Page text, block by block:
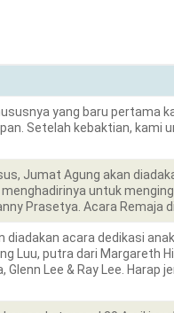
yang baru pertama
Setelah kebaktian,
Jumat Agung akan
untuk
Prasetya. Acara Remaja
diadakan acara dedikasi
Luu, putra dari Margareth
Glenn Lee & Ray Lee.